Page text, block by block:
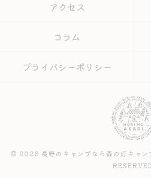
アクセス
コラム
プライバシーポリシー
© 2026 長野のキャンプなら森の灯キャ